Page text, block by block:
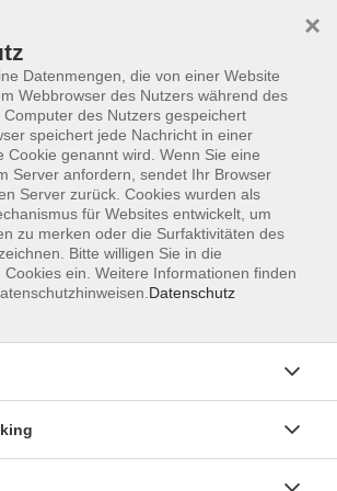
nicht gefunden werden.
AGB
Datenmengen, die von einer Website
Webbrowser des Nutzers während des
des Nutzers gespeichert
speichert jede Nachricht in einer
Cookie genannt wird. Wenn Sie eine
Server anfordern, sendet Ihr Browser
Server zurück. Cookies wurden als
für Websites entwickelt, um
zu merken oder die Surfaktivitäten des
Bitte willigen Sie in die
Cookies ein. Weitere Informationen finden
Datenschutz
×